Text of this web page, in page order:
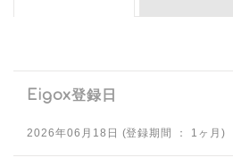
Eigox登録日
2026年06月18日 (登録期間 ： 1ヶ月)